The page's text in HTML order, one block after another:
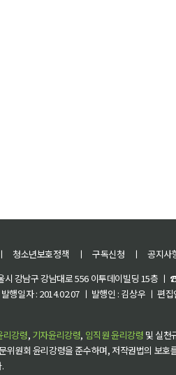
ㅣ 청소년보호정책 ㅣ 구독신청 ㅣ 공지사
시 강남구 강남대로 556 이투데이빌딩 15층
행일자 : 2014.02.07 ㅣ 발행인 : 김상우 ㅣ 편
리강령, 기자윤리강령, 임직원 윤리강령 및 실천
원회 윤리강령을 준수하며, 저작권법의 보호